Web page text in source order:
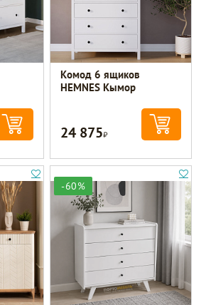
Комод 6 ящиков
HEMNES Кымор
24 875Р
-60%